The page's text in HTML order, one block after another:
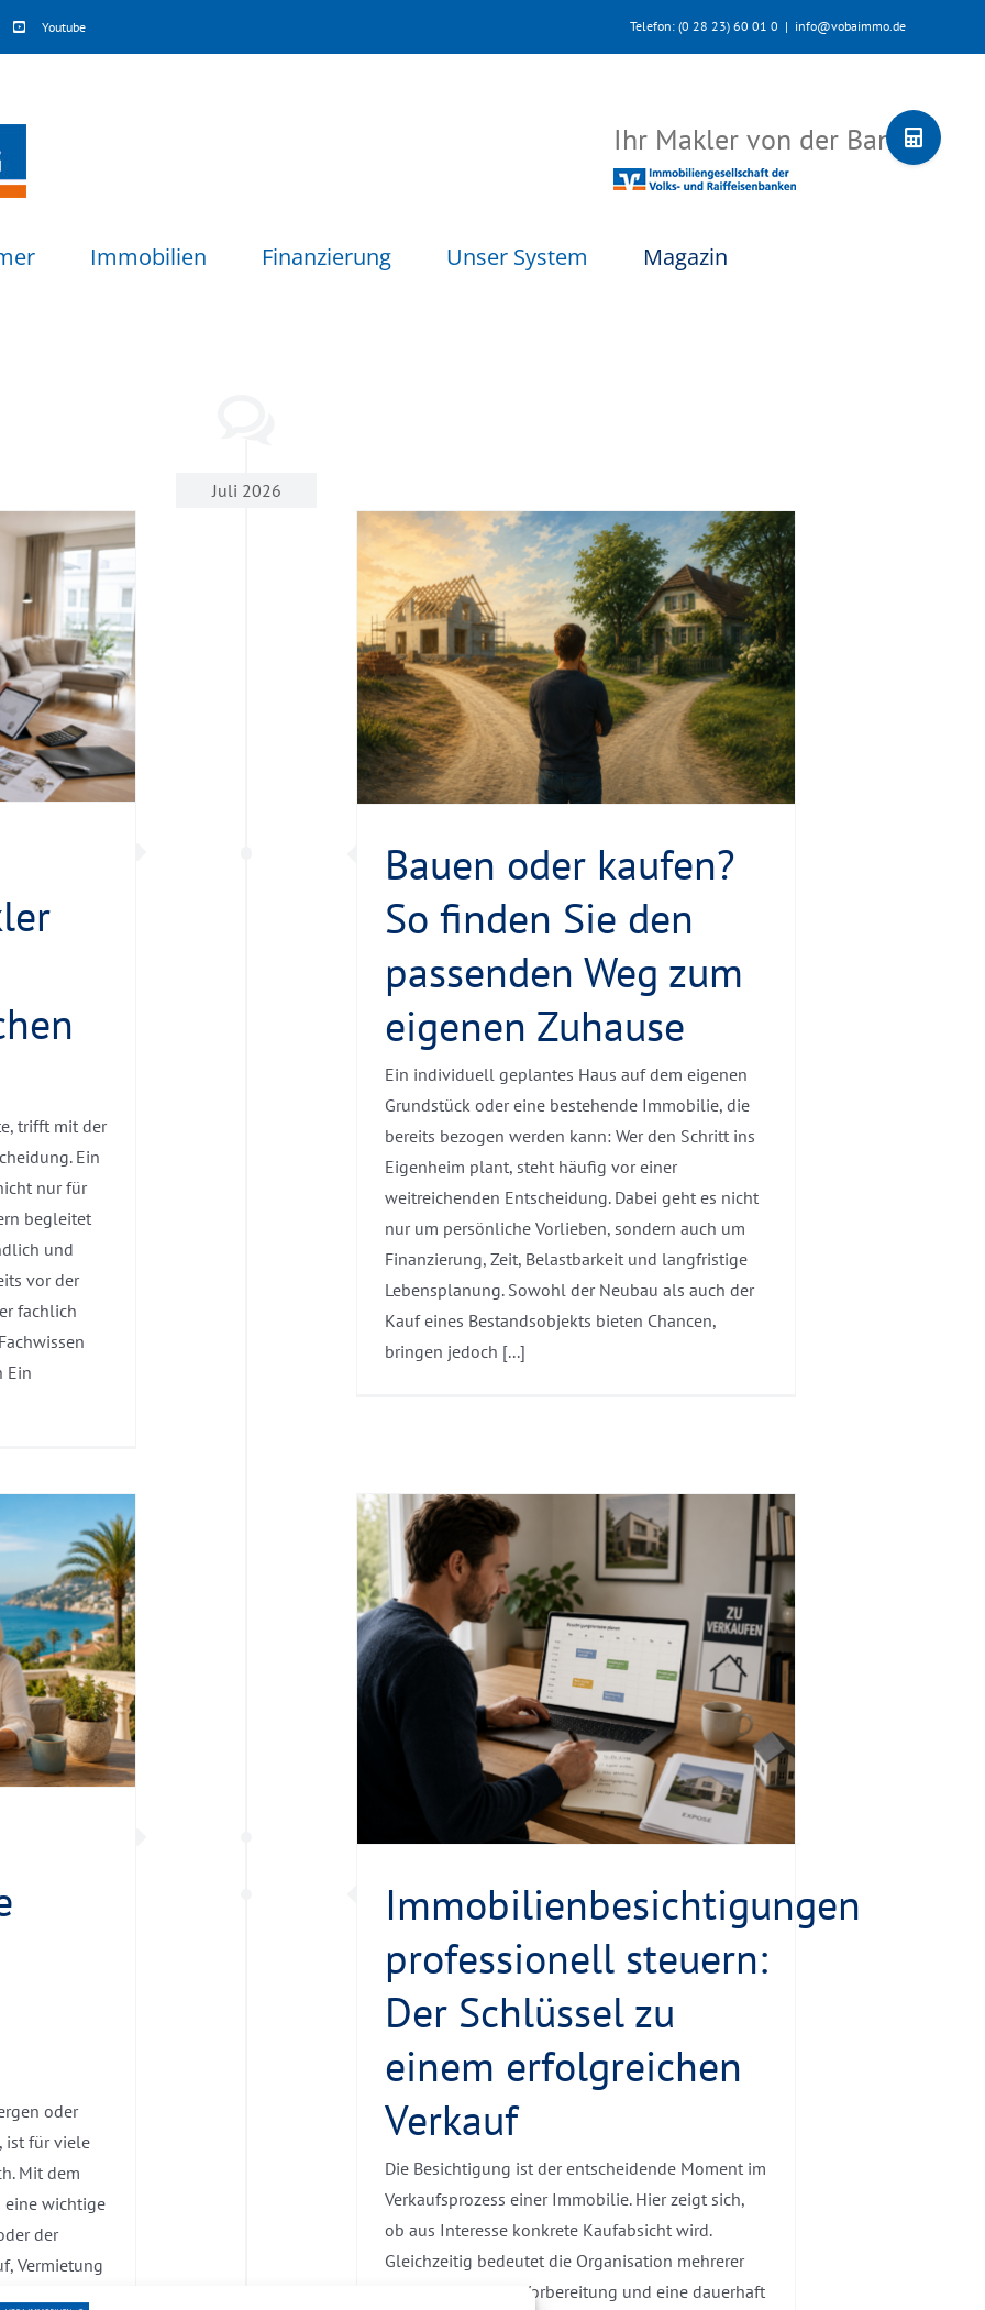
Youtube Telefon: (0 28 23) 60 01 0 | info@vobaimmo.de
Ihr Makler von der Bank
Immobilien Finanzierung Unser System Magazin
Juli 2026
trifft mit der
Ein
nur für
begleitet
und
vor der
fachlich
Ein
oder kaufen? So finden Sie den
Weg zum eigenen Zuhause
Vobaimmo
Bauen oder kaufen?
So finden Sie den
passenden Weg zum
eigenen Zuhause
Ein individuell geplantes Haus auf dem eigenen
Grundstück oder eine bestehende Immobilie, die
bereits bezogen werden kann: Wer den Schritt ins
Eigenheim plant, steht häufig vor einer
weitreichenden Entscheidung. Dabei geht es nicht
nur um persönliche Vorlieben, sondern auch um
Finanzierung, Zeit, Belastbarkeit und langfristige
Lebensplanung. Sowohl der Neubau als auch der
Kauf eines Bestandsobjekts bieten Chancen,
bringen jedoch [...]
oder
ist für viele
Mit dem
eine wichtige
der
Vermietung
hängt von
Immobilienbesichtigungen
steuern: Der Schlüssel
einem erfolgreichen Verkauf
Vobaimmo
Immobilienbesichtigungen
professionell steuern:
Der Schlüssel zu
einem erfolgreichen
Verkauf
Die Besichtigung ist der entscheidende Moment im
Verkaufsprozess einer Immobilie. Hier zeigt sich,
ob aus Interesse konkrete Kaufabsicht wird.
Gleichzeitig bedeutet die Organisation mehrerer
Termine, ständige Vorbereitung und eine dauerhaft
Toggle
Sliding